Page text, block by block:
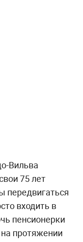
Вильва
75 лет
передвигаться
входить в
пенсионерки
протяжении